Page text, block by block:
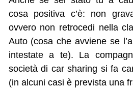
cosa positiva c’è: non
ovvero non retrocedi nella
Auto (cosa che avviene se
intestate a te). La
società di car sharing si fa
(in alcuni casi è prevista una